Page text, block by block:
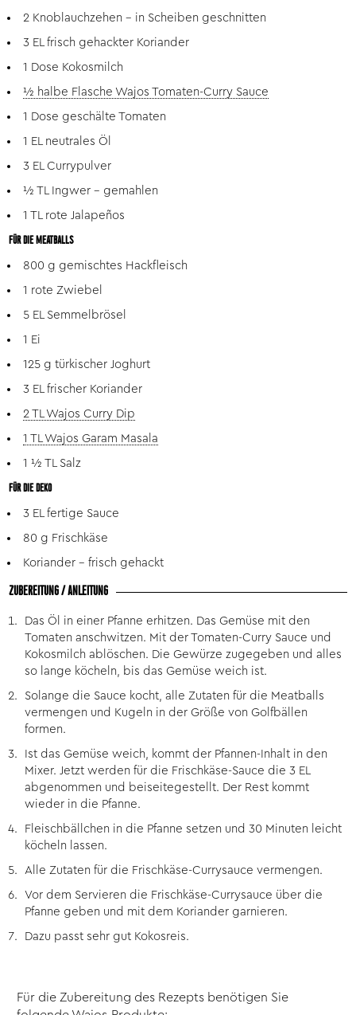
2 Knoblauchzehen – in Scheiben geschnitten
3 EL frisch gehackter Koriander
1 Dose Kokosmilch
½ halbe Flasche Wajos Tomaten-Curry Sauce
1 Dose geschälte Tomaten
1 EL neutrales Öl
3 EL Currypulver
½ TL Ingwer – gemahlen
1 TL rote Jalapeños
FÜR DIE MEATBALLS
800 g gemischtes Hackfleisch
1 rote Zwiebel
5 EL Semmelbrösel
1 Ei
125 g türkischer Joghurt
3 EL frischer Koriander
2 TL Wajos Curry Dip
1 TL Wajos Garam Masala
1 ½ TL Salz
FÜR DIE DEKO
3 EL fertige Sauce
80 g Frischkäse
Koriander – frisch gehackt
ZUBEREITUNG / ANLEITUNG
Das Öl in einer Pfanne erhitzen. Das Gemüse mit den
Tomaten anschwitzen. Mit der Tomaten-Curry Sauce und
Kokosmilch ablöschen. Die Gewürze zugegeben und alles
so lange köcheln, bis das Gemüse weich ist.
Solange die Sauce kocht, alle Zutaten für die Meatballs
vermengen und Kugeln in der Größe von Golfbällen
formen.
Ist das Gemüse weich, kommt der Pfannen-Inhalt in den
Mixer. Jetzt werden für die Frischkäse-Sauce die 3 EL
abgenommen und beiseitegestellt. Der Rest kommt
wieder in die Pfanne.
Fleischbällchen in die Pfanne setzen und 30 Minuten leicht
köcheln lassen.
Alle Zutaten für die Frischkäse-Currysauce vermengen.
Vor dem Servieren die Frischkäse-Currysauce über die
Pfanne geben und mit dem Koriander garnieren.
Dazu passt sehr gut Kokosreis.
Für die Zubereitung des Rezepts benötigen Sie